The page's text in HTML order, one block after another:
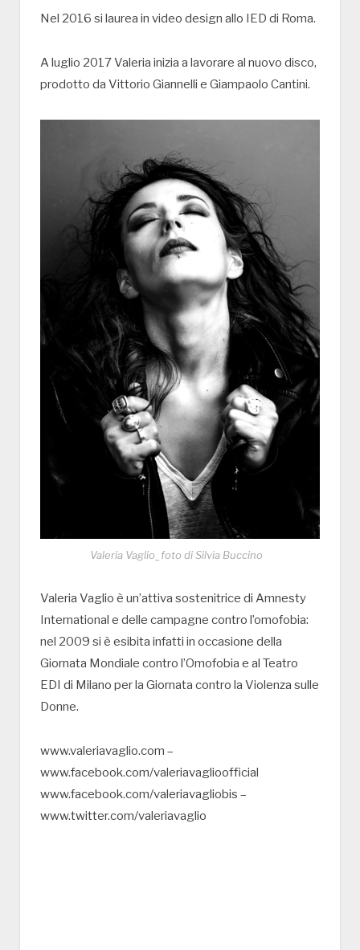
Nel 2016 si laurea in video design allo IED di Roma.
A luglio 2017 Valeria inizia a lavorare al nuovo disco,
prodotto da Vittorio Giannelli e Giampaolo Cantini.
Valeria Vaglio_foto di Silvia Buccino
Valeria Vaglio è un’attiva sostenitrice di Amnesty
International e delle campagne contro l’omofobia:
nel 2009 si è esibita infatti in occasione della
Giornata Mondiale contro l’Omofobia e al Teatro
EDI di Milano per la Giornata contro la Violenza sulle
Donne.
www.valeriavaglio.com –
www.facebook.com/valeriavaglioofficial
www.facebook.com/valeriavagliobis –
www.twitter.com/valeriavaglio